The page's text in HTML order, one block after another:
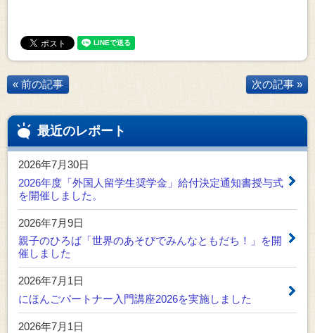
« 前の記事 次の記事 »
最近のレポート
2026年7月30日
2026年度「外国人留学生奨学金」給付決定通知書授与式
を開催しました。
2026年7月9日
親子のひろば「世界のあそびでみんなともだち！」を開
催しました
2026年7月1日
にほんごパートナー入門講座2026を実施しました
2026年7月1日